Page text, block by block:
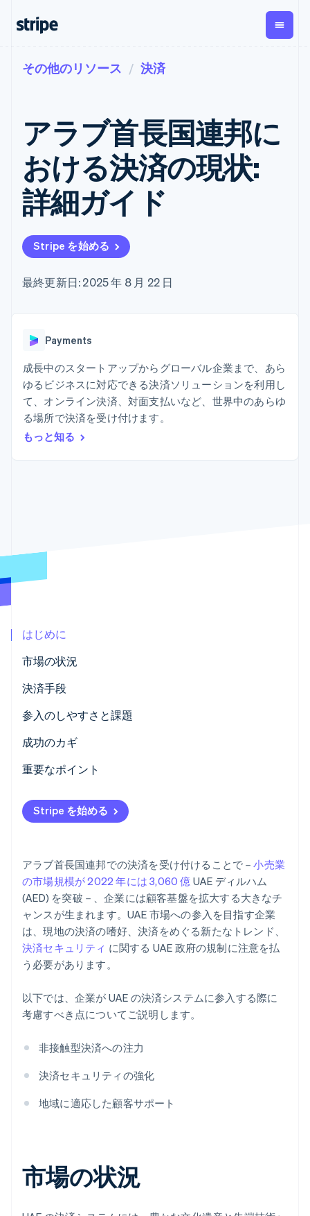
支払い
オンライン決
済
Managed
Payments
マーチャント
オブレコード
ソリューショ
ン
Payment links
不要の決済ペ
ージ
Checkout
構築済み決済
UI
Elements
ポーネント
125 以上の決
可能
Terminal
対面支払い
Authorization
Boost
決済成功率の
最適化
Link
収益
経常収益
Metronome
従量課金
サブスクリ
プション
サブスクリ
プションの
1 回限りまた
は継続
VAT の自動
Recognition
Stripe
Sigma
カスタムレ
ポート
Data
Pipeline
Global
Payouts
第三者
への入
金
今後の予定を確認
Climate
カーボンリムーバル
オンライン本人確認
Stripe Sessions 2026
こちらをご覧ください
企業規模別
ユースケース別
エージェンティックコマ
ース
E コマース / ECサイト
埋込型金融
請求・財務関連
グローバルビジネス
マーケットプレイス
業種別
AI 企業
クリエイターエコノミ―
ドキュメント
ライブラリと SDK
Stripe Apps
ガイド
オンライン決済を受け付
け
構築済みの決済を実装
プラットフォームまたは
築する
ビスのプロビジョニング
と管理
学ぶ
ガイド
サポート
サポートに問い合わせる
管理サポートプラン
プロフェッショナルサー
ビス
採用情報
ニュースルーム
Stripe Press
その他のリソース 決済
アラブ首長国連邦に
おける決済の現状:
詳細ガイド
Stripe を始める
最終更新日: 2025 年 8 月 22 日
Payments
成長中のスタートアップからグローバル企業まで、あら
ゆるビジネスに対応できる決済ソリューションを利用し
て、オンライン決済、対面支払いなど、世界中のあらゆ
る場所で決済を受け付けます。
もっと知る
はじめに
市場の状況
決済手段
現在の使用状況
新たなトレンド
参入のしやすさと課題
税金
チャージバックと異議申し立て
国際決済
セキュリティとプライバシー
成功のカギ
重要なポイント
非接触型決済への注力
決済セキュリティの強化
Stripe を始める
アラブ首長国連邦での決済を受け付けることで－小売業
の市場規模が 2022 年には 3,060 億 UAE ディルハム
(AED) を突破－、企業には顧客基盤を拡大する大きなチ
ャンスが生まれます。UAE 市場への参入を目指す企業
は、現地の決済の嗜好、決済をめぐる新たなトレンド、
決済セキュリティ に関する UAE 政府の規制に注意を払
う必要があります。
以下では、企業が UAE の決済システムに参入する際に
考慮すべき点についてご説明します。
非接触型決済への注力
決済セキュリティの強化
地域に適応した顧客サポート
市場の状況